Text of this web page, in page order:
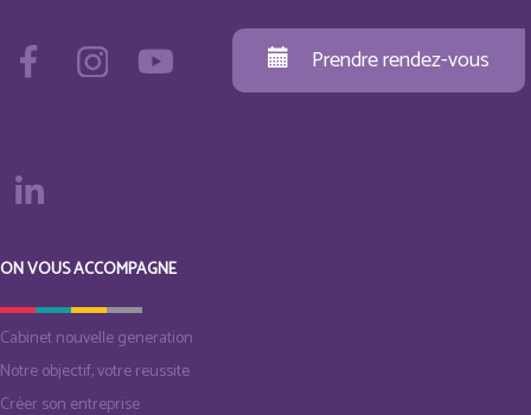
Prendre rendez-vous
ON VOUS ACCOMPAGNE
Cabinet nouvelle generation
Notre objectif, votre reussite
Créer son entreprise